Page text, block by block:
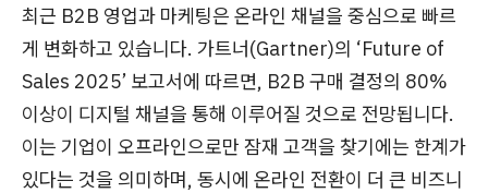
최근 B2B 영업과 마케팅은 온라인 채널을 중심으로 빠르
게 변화하고 있습니다. 가트너(Gartner)의 ‘Future of
Sales 2025’ 보고서에 따르면, B2B 구매 결정의 80%
이상이 디지털 채널을 통해 이루어질 것으로 전망됩니다.
이는 기업이 오프라인으로만 잠재 고객을 찾기에는 한계가
있다는 것을 의미하며, 동시에 온라인 전환이 더 큰 비즈니